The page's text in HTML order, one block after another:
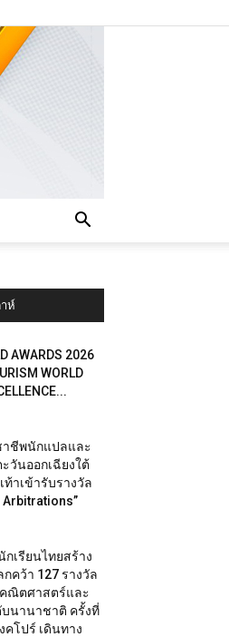
ห์
AWARDS 2026
WORLD
ชีพนักแปลและ
วันออกเฉียงใต้
ท้าเข้ารับรางวัล
Arbitrations”
เรียนไทยสร้าง
คว้า 127 รางวัล
ณิตศาสตร์และ
นานาชาติ ครั้งที่
คโปร์ เดินทาง